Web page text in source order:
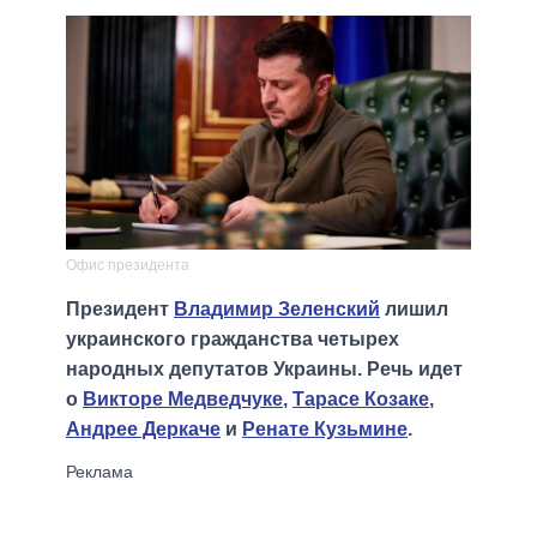
Офис президента
Президент Владимир Зеленский лишил
украинского гражданства четырех
народных депутатов Украины. Речь идет
о Викторе Медведчуке, Тарасе Козаке,
Андрее Деркаче и Ренате Кузьмине.